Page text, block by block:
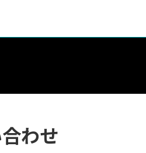
わせ